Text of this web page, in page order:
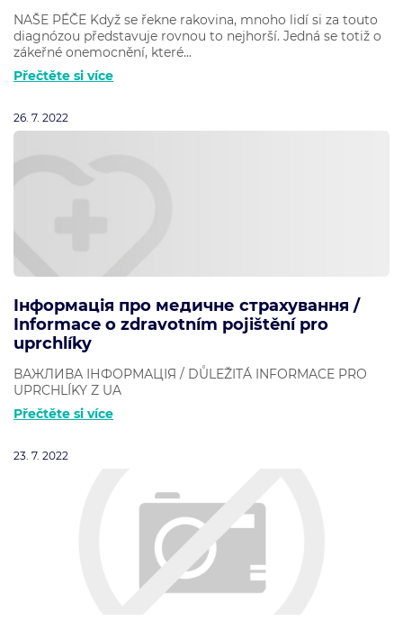
NAŠE PÉČE Když se řekne rakovina, mnoho lidí si za touto
diagnózou představuje rovnou to nejhorší. Jedná se totiž o
zákeřné onemocnění, které...
Přečtěte si více
26. 7. 2022
Iнформація про медичне страхування /
Informace o zdravotním pojištění pro
uprchlíky
ВАЖЛИВА ІНФОРМАЦІЯ / DŮLEŽITÁ INFORMACE PRO
UPRCHLÍKY Z UA
Přečtěte si více
23. 7. 2022